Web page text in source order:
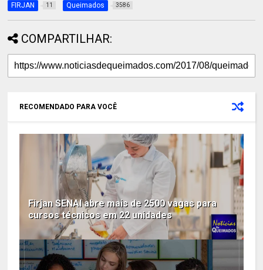
FIRJAN 11 Queimados 3586
COMPARTILHAR:
RECOMENDADO PARA VOCÊ
Firjan SENAI abre mais de 2500 vagas para
cursos técnicos em 22 unidades